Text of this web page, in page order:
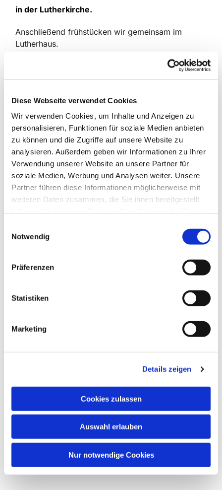
Diese Webseite verwendet Cookies
Wir verwenden Cookies, um Inhalte und Anzeigen zu
personalisieren, Funktionen für soziale Medien anbieten
zu können und die Zugriffe auf unsere Website zu
analysieren. Außerdem geben wir Informationen zu Ihrer
Verwendung unserer Website an unsere Partner für
soziale Medien, Werbung und Analysen weiter. Unsere
Partner führen diese Informationen möglicherweise mit
weiteren Daten zusammen, die Sie ihnen bereitgestellt
Notwendig
Präferenzen
Statistiken
Marketing
Details zeigen
Cookies zulassen
Auswahl erlauben
Nur notwendige Cookies
in der Lutherkirche.
Anschließend frühstücken wir gemeinsam im
Lutherhaus.
Dies könnte Sie auch
interessieren